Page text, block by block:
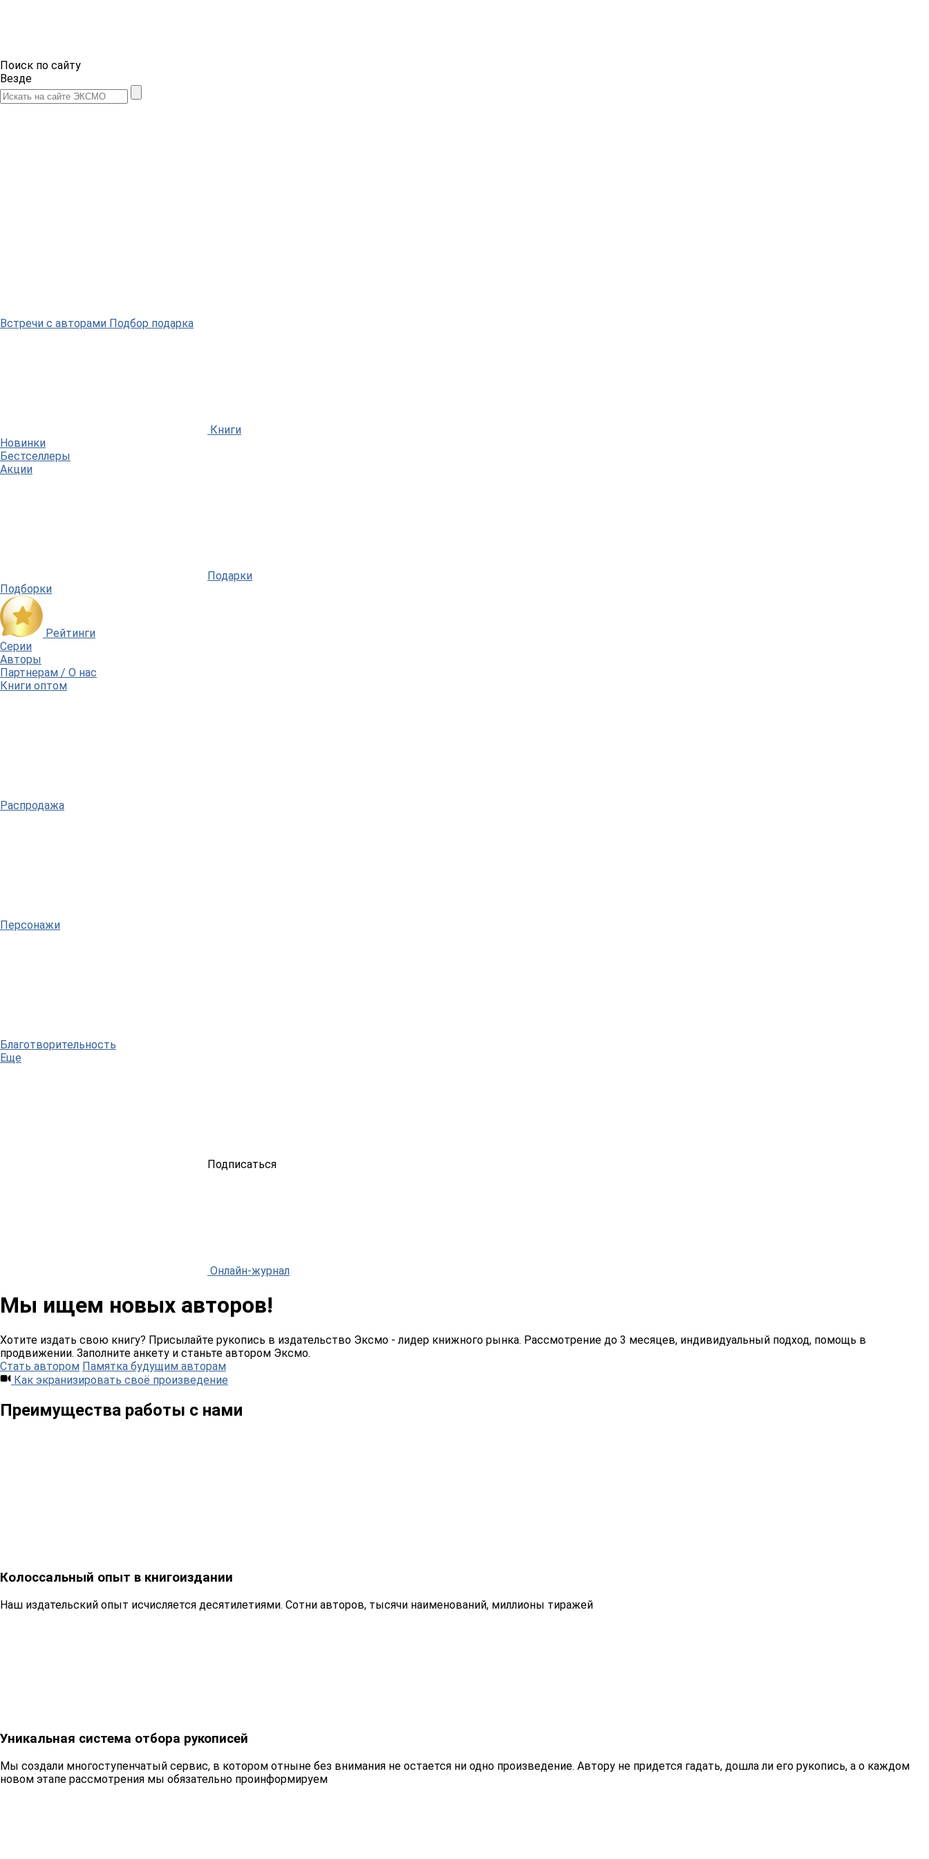
Поиск по сайту
Везде
Встречи с авторами Подбор подарка
Книги
Новинки
Бестселлеры
Акции
Подарки
Подборки
Рейтинги
Серии
Авторы
Партнерам / О нас
Книги оптом
Распродажа
Персонажи
Благотворительность
Еще
Подписаться
Онлайн-журнал
Мы ищем новых авторов!
Хотите издать свою книгу? Присылайте рукопись в издательство Эксмо - лидер книжного рынка. Рассмотрение до 3 месяцев, индивидуальный подход, помощь в
продвижении. Заполните анкету и станьте автором Эксмо.
Стать автором Памятка будущим авторам
Как экранизировать своё произведение
Преимущества работы с нами
Колоссальный опыт в книгоиздании
Наш издательский опыт исчисляется десятилетиями. Сотни авторов, тысячи наименований, миллионы тиражей
Уникальная система отбора рукописей
Мы создали многоступенчатый сервис, в котором отныне без внимания не остается ни одно произведение. Автору не придется гадать, дошла ли его рукопись, а о каждом
новом этапе рассмотрения мы обязательно проинформируем